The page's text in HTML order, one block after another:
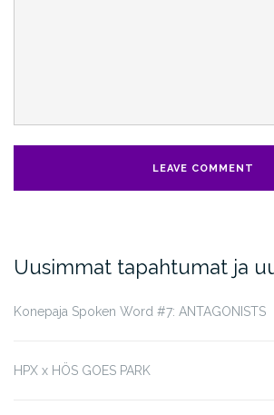
Uusimmat tapahtumat ja
Konepaja Spoken Word #7: ANTAGONISTS
HPX x HÖS GOES PARK